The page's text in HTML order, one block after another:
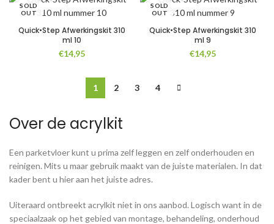
SOLD
OUT
Quick•Step Afwerkingskit 310
ml 10
€14,95
SOLD
OUT
Quick•Step Afwerkingskit 310
ml 9
€14,95
1 2 3 4
Over de acrylkit
Een parketvloer kunt u prima zelf leggen en zelf onderhouden en
reinigen. Mits u maar gebruik maakt van de juiste materialen. In dat
kader bent u hier aan het juiste adres.
Uiteraard ontbreekt acrylkit niet in ons aanbod. Logisch want in de
speciaalzaak op het gebied van montage, behandeling, onderhoud